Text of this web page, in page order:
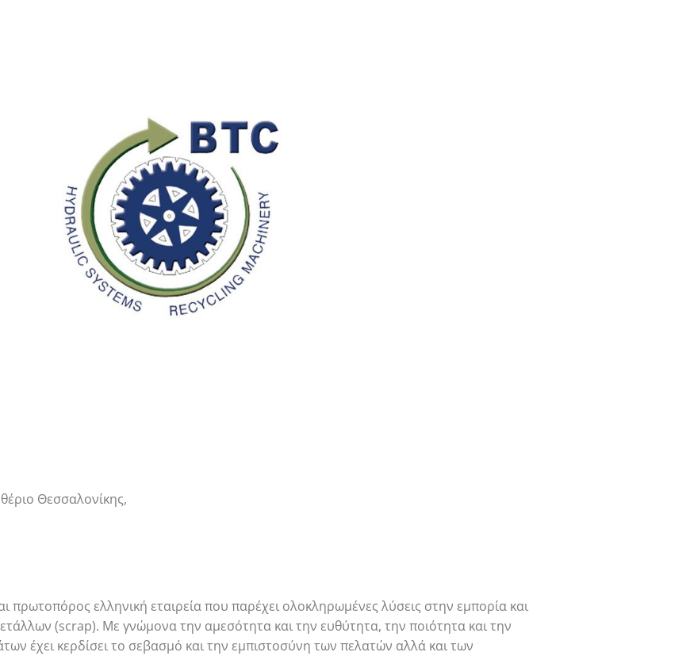
Θεσσαλονίκης,
πρωτοπόρος ελληνική εταιρεία που παρέχει ολοκληρωμένες λύσεις στην εμπορία και
(scrap). Με γνώμονα την αμεσότητα και την ευθύτητα, την ποιότητα και την
έχει κερδίσει το σεβασμό και την εμπιστοσύνη των πελατών αλλά και των